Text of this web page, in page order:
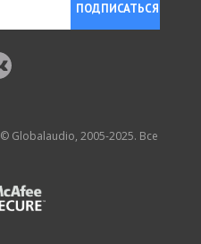
ПОДПИСАТЬСЯ
© Globalaudio, 2005-2025. Все